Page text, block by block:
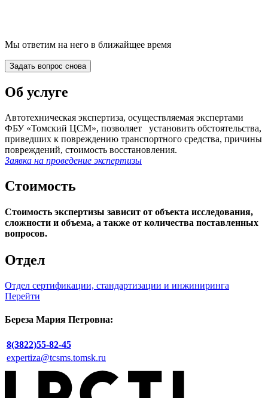
Мы ответим на него в ближайщее время
Задать вопрос снова
Об услуге
Автотехническая экспертиза, осуществляемая экспертами
ФБУ «Томский ЦСМ», позволяет установить обстоятельства,
приведших к повреждению транспортного средства, причины
повреждений, стоимость восстановления.
Заявка на проведение экспертизы
Стоимость
Стоимость экспертизы зависит от объекта исследования,
сложности и объема, а также от количества поставленных
вопросов.
Отдел
Отдел сертификации, стандартизации и инжиниринга
Перейти
Береза Мария Петровна:
8(3822)55-82-45
expertiza@tcsms.tomsk.ru